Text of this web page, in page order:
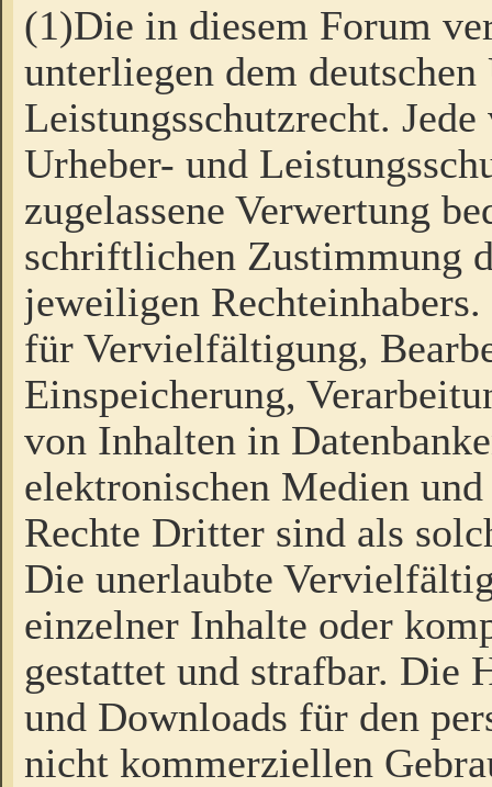
(1)Die in diesem Forum
unterliegen dem
Leistungsschutzrecht.
Urheber- und
zugelassene Verwertung
schriftlichen Zustimmung
jeweiligen
für Vervielfältigung,
Einspeicherung,
von Inhalten in
elektronischen Medien
Rechte Dritter sind als
Die unerlaubte
einzelner Inhalte oder
gestattet und strafbar. Die
und Downloads für den
nicht kommerziellen